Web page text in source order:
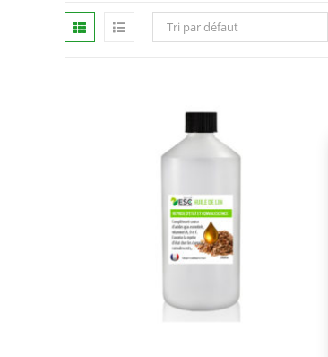
Tri par défaut